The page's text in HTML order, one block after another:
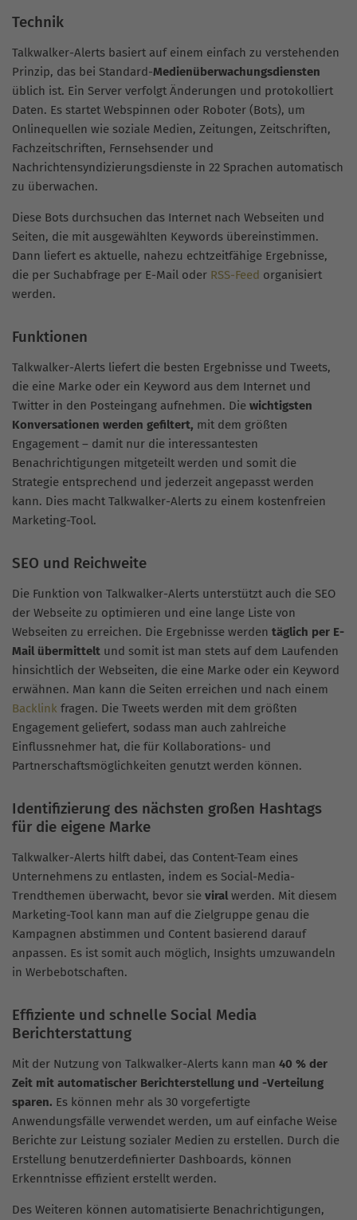
Technik
Talkwalker-Alerts basiert auf einem einfach zu verstehenden
Prinzip, das bei Standard-Medienüberwachungsdiensten
üblich ist. Ein Server verfolgt Änderungen und protokolliert
Daten. Es startet Webspinnen oder Roboter (Bots), um
Onlinequellen wie soziale Medien, Zeitungen, Zeitschriften,
Fachzeitschriften, Fernsehsender und
Nachrichtensyndizierungsdienste in 22 Sprachen automatisch
zu überwachen.
Diese Bots durchsuchen das Internet nach Webseiten und
Seiten, die mit ausgewählten Keywords übereinstimmen.
Dann liefert es aktuelle, nahezu echtzeitfähige Ergebnisse,
die per Suchabfrage per E-Mail oder RSS-Feed organisiert
werden.
Funktionen
Talkwalker-Alerts liefert die besten Ergebnisse und Tweets,
die eine Marke oder ein Keyword aus dem Internet und
Twitter in den Posteingang aufnehmen. Die wichtigsten
Konversationen werden gefiltert, mit dem größten
Engagement – damit nur die interessantesten
Benachrichtigungen mitgeteilt werden und somit die
Strategie entsprechend und jederzeit angepasst werden
kann. Dies macht Talkwalker-Alerts zu einem kostenfreien
Marketing-Tool.
SEO und Reichweite
Die Funktion von Talkwalker-Alerts unterstützt auch die SEO
der Webseite zu optimieren und eine lange Liste von
Webseiten zu erreichen. Die Ergebnisse werden täglich per E-
Mail übermittelt und somit ist man stets auf dem Laufenden
hinsichtlich der Webseiten, die eine Marke oder ein Keyword
erwähnen. Man kann die Seiten erreichen und nach einem
Backlink fragen. Die Tweets werden mit dem größten
Engagement geliefert, sodass man auch zahlreiche
Einflussnehmer hat, die für Kollaborations- und
Partnerschaftsmöglichkeiten genutzt werden können.
Identifizierung des nächsten großen Hashtags
für die eigene Marke
Talkwalker-Alerts hilft dabei, das Content-Team eines
Unternehmens zu entlasten, indem es Social-Media-
Trendthemen überwacht, bevor sie viralwerden. Mit diesem
Marketing-Tool kann man auf die Zielgruppe genau die
Kampagnen abstimmen und Content basierend darauf
anpassen. Es ist somit auch möglich, Insights umzuwandeln
in Werbebotschaften.
Effiziente und schnelle Social Media
Berichterstattung
Mit der Nutzung von Talkwalker-Alerts kann man 40 % der
Zeit mit automatischer Berichterstellung und -Verteilung
sparen. Es können mehr als 30 vorgefertigte
Anwendungsfälle verwendet werden, um auf einfache Weise
Berichte zur Leistung sozialer Medien zu erstellen. Durch die
Erstellung benutzerdefinierter Dashboards, können
Erkenntnisse effizient erstellt werden.
Des Weiteren können automatisierte Benachrichtigungen,